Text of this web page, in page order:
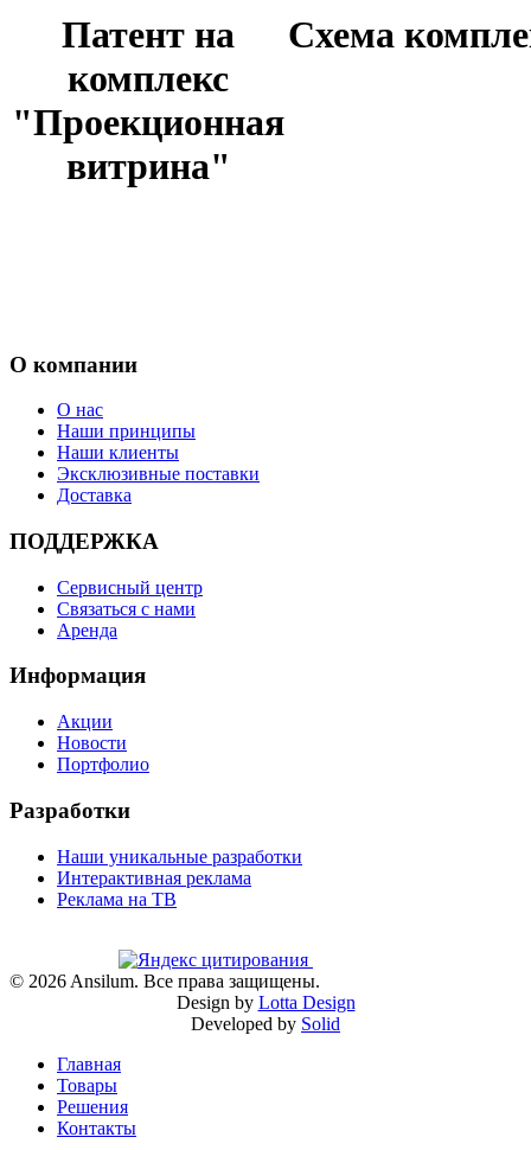
Патент на
комплекс
"Проекционная
витрина"
Схема
О компании
О нас
Наши принципы
Наши клиенты
Эксклюзивные поставки
Доставка
ПОДДЕРЖКА
Сервисный центр
Связаться с нами
Аренда
Информация
Акции
Новости
Портфолио
Разработки
Наши уникальные разработки
Интерактивная реклама
Реклама на ТВ
© 2026 Ansilum. Все права защищены.
Design by Lotta Design
Developed by Solid
Главная
Товары
Решения
Контакты